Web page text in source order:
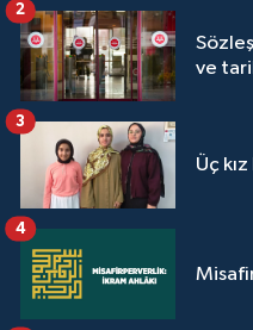
ve
2
Üç
3
4